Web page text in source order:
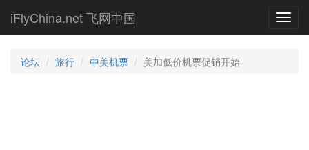
main
iFlyChina.net 飞网中国
论坛 旅行 中美机票 美加低价机票促销开始